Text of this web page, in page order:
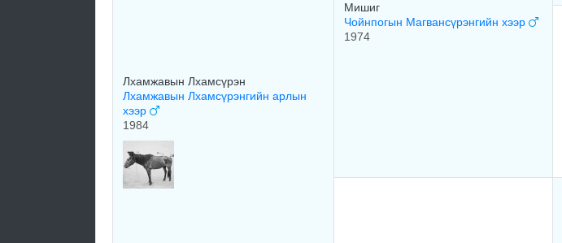
Лхамжавын Лхамсүрэн
Лхамжавын Лхамсүрэнгийн арлын
хээр
1984
Мишиг
Чойнпогын Магвансүрэнгийн хээр
1974